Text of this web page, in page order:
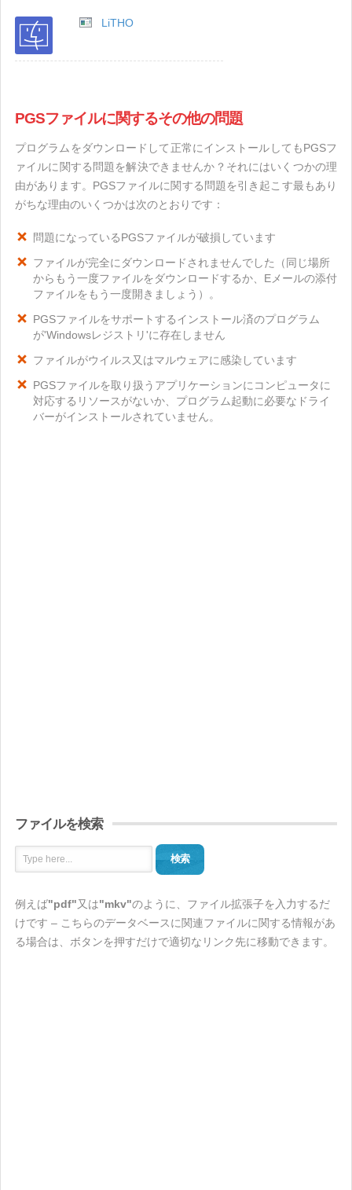
LiTHO
PGSファイルに関するその他の問題
プログラムをダウンロードして正常にインストールしてもPGSフ
ァイルに関する問題を解決できませんか？それにはいくつかの理
由があります。PGSファイルに関する問題を引き起こす最もあり
がちな理由のいくつかは次のとおりです：
問題になっているPGSファイルが破損しています
ファイルが完全にダウンロードされませんでした（同じ場所
からもう一度ファイルをダウンロードするか、Eメールの添付
ファイルをもう一度開きましょう）。
PGSファイルをサポートするインストール済のプログラム
が'Windowsレジストリ'に存在しません
ファイルがウイルス又はマルウェアに感染しています
PGSファイルを取り扱うアプリケーションにコンピュータに
対応するリソースがないか、プログラム起動に必要なドライ
バーがインストールされていません。
ファイルを検索
検索
例えば"pdf"又は"mkv"のように、ファイル拡張子を入力するだ
けです – こちらのデータベースに関連ファイルに関する情報があ
る場合は、ボタンを押すだけで適切なリンク先に移動できます。